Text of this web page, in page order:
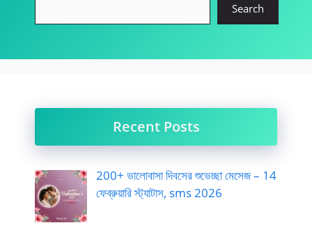
Search
Recent Posts
200+ ভালোবাসা দিবসের শুভেচ্ছা মেসেজ – 14
ফেব্রুয়ারি স্ট্যাটাস, sms 2026